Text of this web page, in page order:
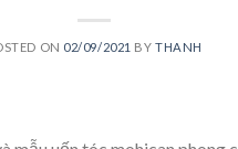
ON 02/09/2021 BYTHANH